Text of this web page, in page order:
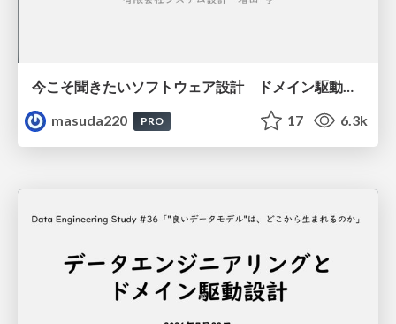
今こそ聞きたいソフトウェア設計 ドメイン駆動設計再入門
masuda220
PRO 17 6.3k